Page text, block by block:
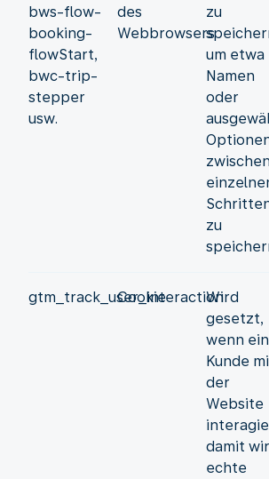
bws-flow-
booking-
flowStart,
bwc-trip-
stepper
usw.
des
Webbrowsers
zu
um etwa
Namen
oder
zwischen
zu
gtm_track_user_interaction
Cookie
Wird
gesetzt,
wenn ein
Kunde
der
Website
damit wir
echte